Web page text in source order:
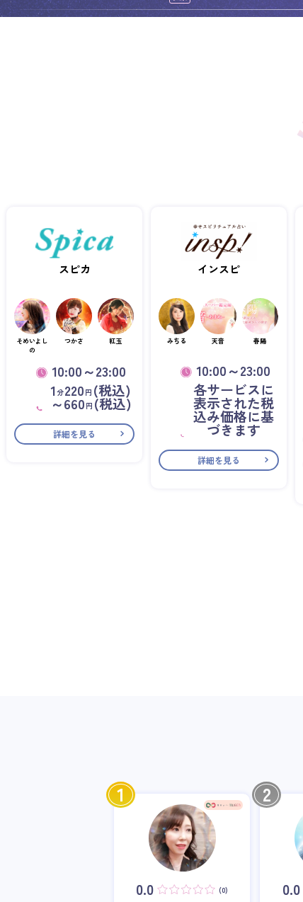
スピカ
そめいよし
の
つかさ 紅玉
10:00～23:00
1分220 円 (税込)
～660 円 (税込)
詳細を見る
インスピ
みちる 天音 春陽
10:00～23:00
各サービスに
表示された税
込み価格に基
づきます
詳細を見る
1
0.0 (0)
2
0.0